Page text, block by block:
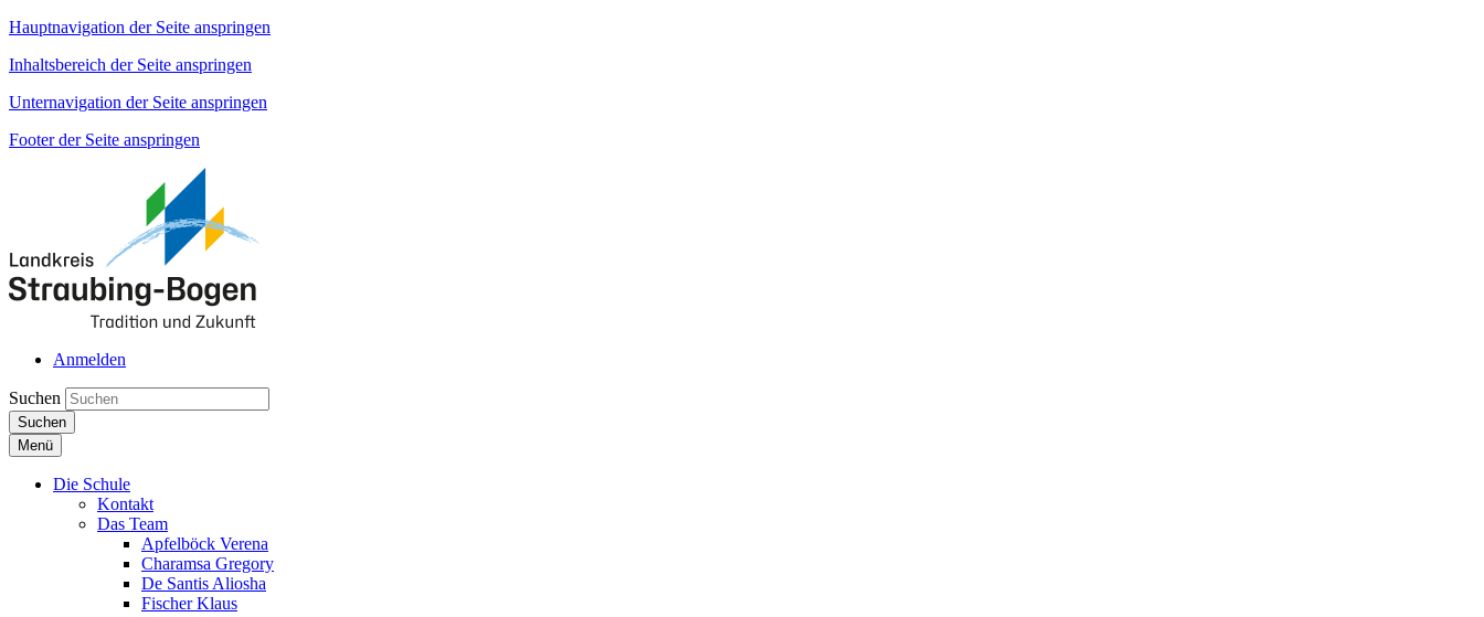
Hauptnavigation der Seite anspringen
Inhaltsbereich der Seite anspringen
Unternavigation der Seite anspringen
Footer der Seite anspringen
Anmelden
Suchen
Suchen
Menü
Die Schule
Kontakt
Das Team
Apfelböck Verena
Charamsa Gregory
De Santis Aliosha
Fischer Klaus